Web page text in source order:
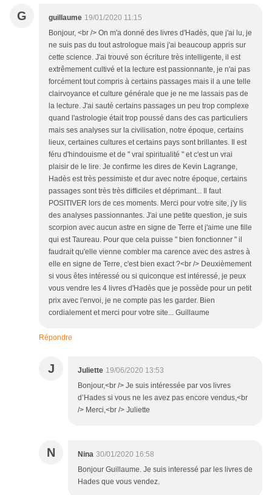
G guillaume 19/01/2020 11:15
Bonjour, <br /> On m'a donné des livres d'Hadès, que j'ai lu, je
ne suis pas du tout astrologue mais j'ai beaucoup appris sur
cette science. J'ai trouvé son écriture très intelligente, il est
extrêmement cultivé et la lecture est passionnante, je n'ai pas
forcément tout compris à certains passages mais il a une telle
clairvoyance et culture générale que je ne me lassais pas de
la lecture. J'ai sauté certains passages un peu trop complexe
quand l'astrologie était trop poussé dans des cas particuliers
mais ses analyses sur la civilisation, notre époque, certains
lieux, certaines cultures et certains pays sont brillantes. Il est
féru d'hindouisme et de " vrai spiritualité " et c'est un vrai
plaisir de le lire. Je confirme les dires de Kevin Lagrange,
Hadès est très pessimiste et dur avec notre époque, certains
passages sont très très difficiles et déprimant... Il faut
POSITIVER lors de ces moments. Merci pour votre site, j'y lis
des analyses passionnantes. J'ai une petite question, je suis
scorpion avec aucun astre en signe de Terre et j'aime une fille
qui est Taureau. Pour que cela puisse " bien fonctionner " il
faudrait qu'elle vienne combler ma carence avec des astres à
elle en signe de Terre, c'est bien exact ?<br /> Deuxièmement
si vous êtes intéressé ou si quiconque est intéressé, je peux
vous vendre les 4 livres d'Hadès que je possède pour un petit
prix avec l'envoi, je ne compte pas les garder. Bien
cordialement et merci pour votre site... Guillaume
Répondre
J Juliette 19/06/2020 13:53
Bonjour,<br /> Je suis intéressée par vos livres
d’Hades si vous ne les avez pas encore vendus,<br
/> Merci,<br /> Juliette
N Nina 30/01/2020 16:58
Bonjour Guillaume. Je suis interessé par les livres de
Hades que vous vendez.